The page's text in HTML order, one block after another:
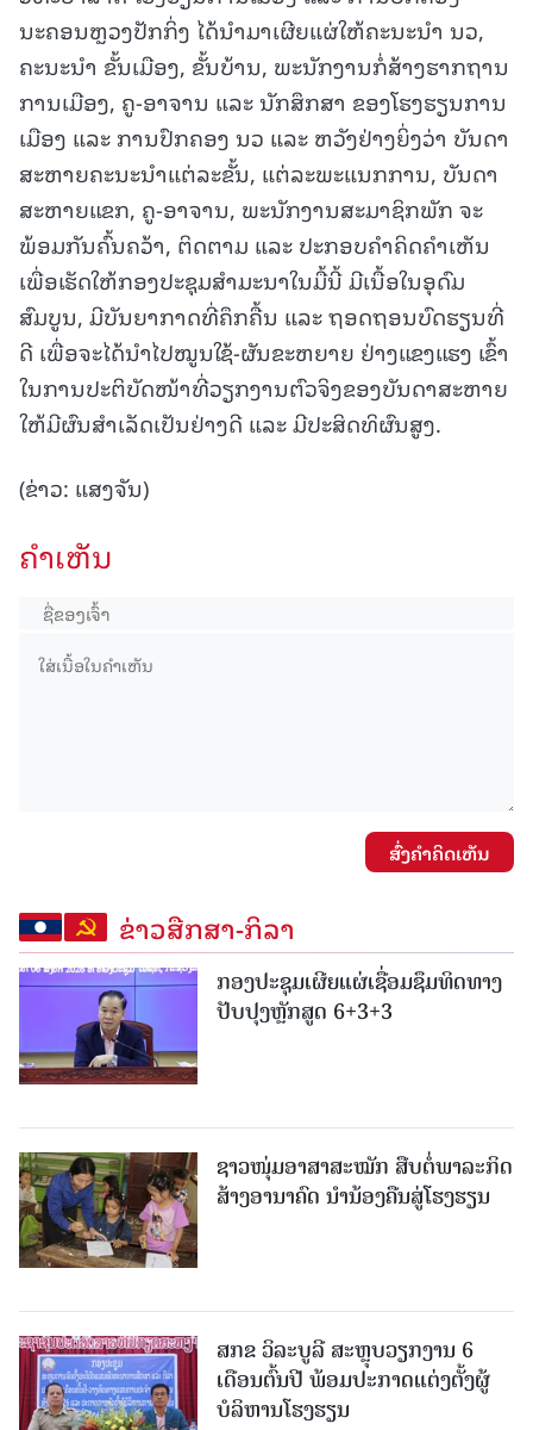
ນະຄອນຫຼວງປັກກິ່ງ ໄດ້ນໍາມາເຜີຍແຜ່ໃຫ້ຄະນະນໍາ ນວ,
ຄະນະນໍາ ຂັ້ນເມືອງ, ຂັ້ນບ້ານ, ພະນັກງານກໍ່ສ້າງຮາກຖານ
ການເມືອງ, ຄູ-ອາຈານ ແລະ ນັກສຶກສາ ຂອງໂຮງຮຽນການ
ເມືອງ ແລະ ການປົກຄອງ ນວ ແລະ ຫວັງຢ່າງຍິ່ງວ່າ ບັນດາ
ສະຫາຍຄະນະນໍາແຕ່ລະຂັ້ນ, ແຕ່ລະພະແນກການ, ບັນດາ
ສະຫາຍແຂກ, ຄູ-ອາຈານ, ພະນັກງານສະມາຊິກພັກ ຈະ
ພ້ອມກັນຄົ້ນຄວ້າ, ຕິດຕາມ ແລະ ປະກອບຄໍາຄິດຄໍາເຫັນ
ເພື່ອເຮັດໃຫ້ກອງປະຊຸມສໍາມະນາໃນມື້ນີ້ ມີເນື້ອໃນອຸດົມ
ສົມບູນ, ມີບັນຍາກາດທີ່ຄຶກຄື້ນ ແລະ ຖອດຖອນບົດຮຽນທີ່
ດີ ເພື່ອຈະໄດ້ນໍາໄປໝູນໃຊ້-ຜັນຂະຫຍາຍ ຢ່າງແຂງແຮງ ເຂົ້າ
ໃນການປະຕິບັດໜ້າທີ່ວຽກງານຕົວຈິງຂອງບັນດາສະຫາຍ
ໃຫ້ມີຜົນສໍາເລັດເປັນຢ່າງດີ ແລະ ມີປະສິດທິຜົນສູງ.
(ຂ່າວ: ແສງຈັນ)
ຄໍາເຫັນ
ສົ່ງຄໍາຄິດເຫັນ
ຂ່າວສືກສາ-ກິລາ
ກອງປະຊຸມເຜີຍແຜ່ເຊື່ອມຊຶມທິດທາງ
ປັບປຸງຫຼັກສູດ 6+3+3
ຊາວໜຸ່ມອາສາສະໝັກ ສືບຕໍ່ພາລະກິດ
ສ້າງອານາຄົດ ນໍານ້ອງຄືນສູ່ໂຮງຮຽນ
ສກຂ ວິລະບູລີ ສະຫຼຸບວຽກງານ 6
ເດືອນຕົ້ນປີ ພ້ອມປະກາດແຕ່ງຕັ້ງຜູ້
ບໍລິຫານໂຮງຮຽນ